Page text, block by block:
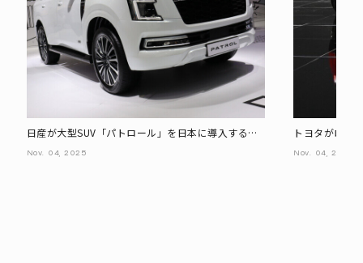
日産が大型SUV「パトロール」を日本に導入する理
由
Nov. 04, 2025
トヨタがロー
ーの超豪華ク
Nov. 04, 2025